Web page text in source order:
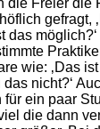
gefragt,
das
wie: ‚Das
nicht?‘
für ein paar
die dann